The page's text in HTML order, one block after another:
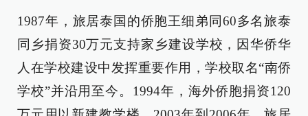
1987年，旅居泰国的侨胞王细弟同60多名旅泰
同乡捐资30万元支持家乡建设学校，因华侨华
人在学校建设中发挥重要作用，学校取名“南侨
学校”并沿用至今。1994年，海外侨胞捐资120